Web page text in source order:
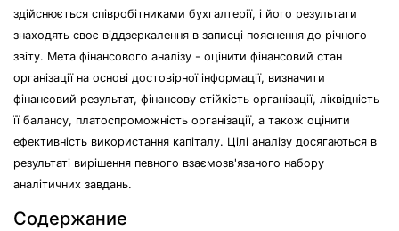
здійснюється співробітниками бухгалтерії, і його результати
знаходять своє віддзеркалення в записці пояснення до річного
звіту. Мета фінансового аналізу - оцінити фінансовий стан
організації на основі достовірної інформації, визначити
фінансовий результат, фінансову стійкість організації, ліквідність
її балансу, платоспроможність організації, а також оцінити
ефективність використання капіталу. Цілі аналізу досягаються в
результаті вирішення певного взаємозв'язаного набору
аналітичних завдань.
Содержание